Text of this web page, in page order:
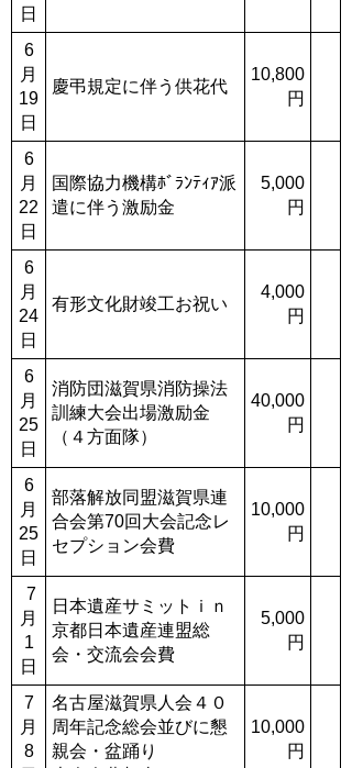
日
6
月
19
日
慶弔規定に伴う供花代
10,800
円
6
月
22
日
国際協力機構ﾎﾞﾗﾝﾃｨｱ派
遣に伴う激励金
5,000
円
6
月
24
日
有形文化財竣工お祝い
4,000
円
6
月
25
日
消防団滋賀県消防操法
訓練大会出場激励金
（４方面隊）
40,000
円
6
月
25
日
部落解放同盟滋賀県連
合会第70回大会記念レ
セプション会費
10,000
円
7
月
1
日
日本遺産サミットｉｎ
京都日本遺産連盟総
会・交流会会費
5,000
円
7
月
8
名古屋滋賀県人会４０
周年記念総会並びに懇
親会・盆踊り
10,000
円